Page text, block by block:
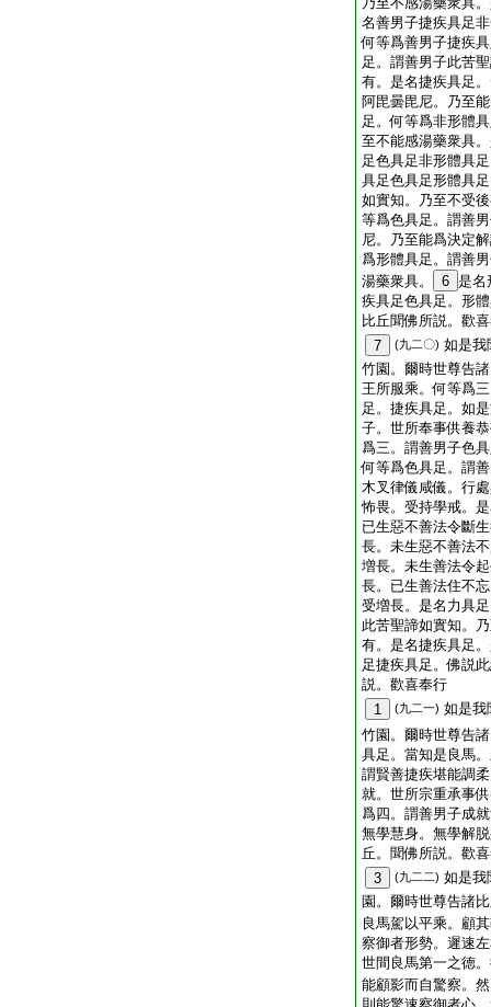
名善男子捷疾具足
何等爲善男子捷疾
足。謂善男子此苦
有。是名捷疾具足
阿毘曇毘尼。乃至
足。何等爲非形體
至不能感湯藥衆具
足色具足非形體具
具足色具足形體具
如實知。乃至不受
等爲色具足。謂善
尼。乃至能爲決定
爲形體具足。謂善
湯藥衆具。
6 是名
疾具足色具足。形
比丘聞佛所説。歡
7
(九二〇) 如是我
竹園。爾時世尊告
王所服乘。何等爲
足。捷疾具足。如
子。世所奉事供養
爲三。謂善男子色
何等爲色具足。謂
木叉律儀咸儀。行
怖畏。受持學戒。
已生惡不善法令斷
長。未生惡不善法
増長。未生善法令
長。已生善法住不
受増長。是名力具
此苦聖諦如實知。
有。是名捷疾具足
足捷疾具足。佛説
説。歡喜奉行
1
(九二一) 如是我
竹園。爾時世尊告
具足。當知是良馬
謂賢善捷疾堪能調
就。世所宗重承事
爲四。謂善男子成
無學慧身。無學解
丘。聞佛所説。歡
3
(九二二) 如是我
園。爾時世尊告諸
良馬駕以平乘。顧
察御者形勢。遲速
世間良馬第一之徳
能顧影而自驚察。